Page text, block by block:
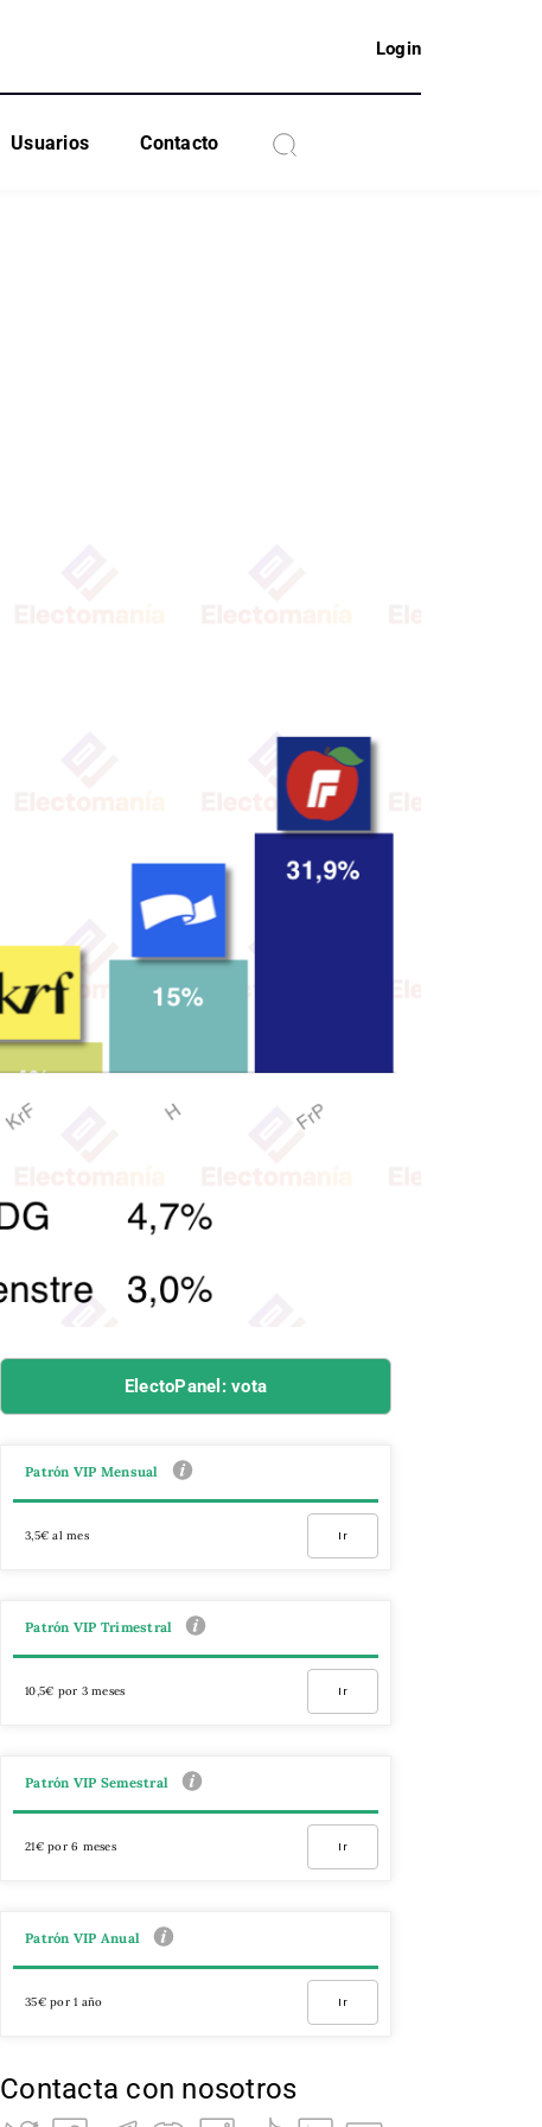
Login
Usuarios Contacto
ElectoPanel: vota
Patrón VIP Mensual
3,5€ al mes Ir
Patrón VIP Trimestral
10,5€ por 3 meses Ir
Patrón VIP Semestral
21€ por 6 meses Ir
Patrón VIP Anual
35€ por 1 año Ir
Contacta con nosotros